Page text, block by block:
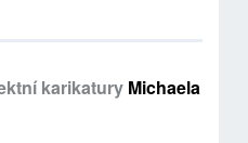
karikatury Michaela